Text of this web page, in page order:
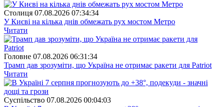
Столиця 07.08.2026 07:34:34
У Києві на кілька днів обмежать рух мостом Метро
Читати
Головне 07.08.2026 06:31:34
Трамп дав зрозуміти, що Україна не отримає ракети для Patriot
Читати
Суспiльство 07.08.2026 00:04:03